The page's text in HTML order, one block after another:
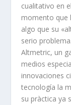
cualitativo en
momento que
algo que su
serio
Altmetric, un
medios
innovaciones
tecnología la
su pràctica ya